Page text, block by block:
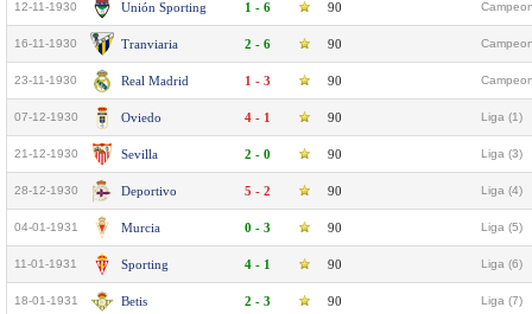
12-11-1930 Unión Sporting 1 - 6 90
16-11-1930 Tranviaria 2 - 6 90
23-11-1930 Real Madrid 1 - 3 90
07-12-1930 Oviedo 4 - 1 90 Liga (1)
21-12-1930 Sevilla 2 - 0 90 Liga (3)
28-12-1930 Deportivo 5 - 2 90 Liga (4)
04-01-1931 Murcia 0 - 3 90 Liga (5)
11-01-1931 Sporting 4 - 1 90 Liga (6)
18-01-1931 Betis 2 - 3 90 Liga (7)